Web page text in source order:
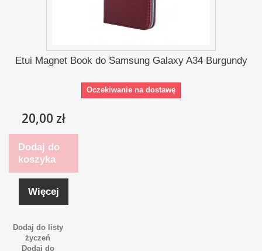
Etui Magnet Book do Samsung Galaxy A34 Burgundy
Oczekiwanie na dostawę
20,00 zł
Dodaj do
koszyka
Więcej
Dodaj do listy
życzeń
Dodaj do